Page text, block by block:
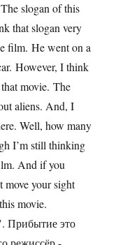
slogan of this
that slogan very
film. He went on a
However, I think
movie. The
aliens. And, I
Well, how many
I’m still thinking
And if you
your sight
movie.
это